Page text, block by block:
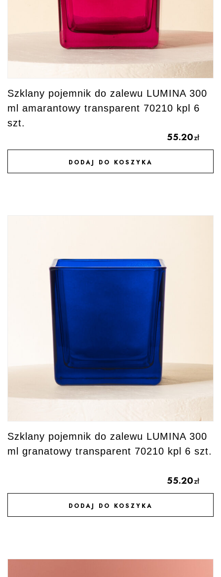
Szklany pojemnik do zalewu LUMINA 300
ml amarantowy transparent 70210 kpl 6
szt.
55.20zł
DODAJ DO KOSZYKA
DODAJ DO ULUBIONYCH
Szklany pojemnik do zalewu LUMINA 300
ml granatowy transparent 70210 kpl 6 szt.
55.20zł
DODAJ DO KOSZYKA
DODAJ DO ULUBIONYCH